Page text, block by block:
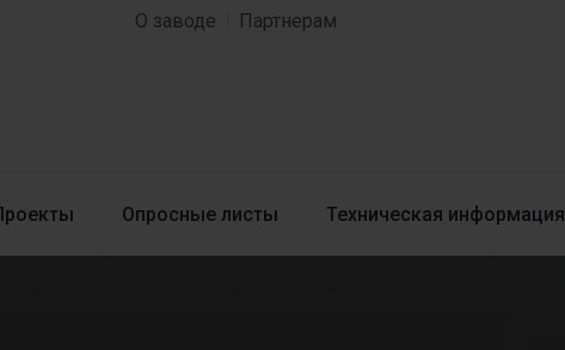
О заводе Партнерам
Опросные листы Техническая информация